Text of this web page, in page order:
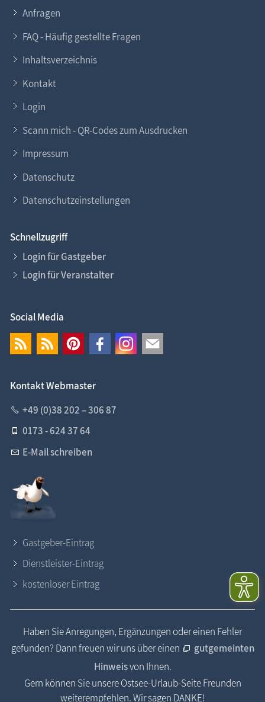
Anfragen
FAQ - Häufig gestellte Fragen
Inhaltsverzeichnis
Kontakt
Login
Scann mich - QR-Codes zum Ausdrucken
Impressum
Datenschutz
Datenschutzeinstellungen
Schnellzugriff
Login für Gastgeber
Login für Veranstalter
Social Media
Kontakt Webmaster
+49 (0)38 202 – 306 87
0173 - 624 37 64
E-Mail schreiben
Gastgeber-Eintrag
Dienstleister-Eintrag
kostenloser Eintrag
Haben Sie Anregungen, Ergänzungen oder einen Fehler
gefunden? Dann freuen wir uns über einen
gutgemeinten
Hinweisvon Ihnen.
Gern können Sie unsere Ostsee-Urlaub-Seite Freunden
weiterempfehlen. Wir sagen DANKE!